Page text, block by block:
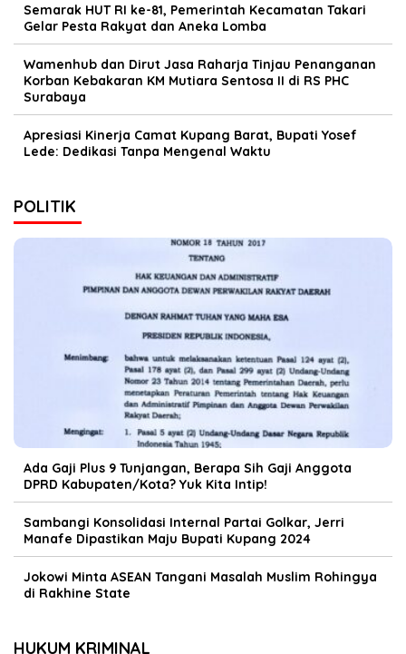
Semarak HUT RI ke-81, Pemerintah Kecamatan Takari
Gelar Pesta Rakyat dan Aneka Lomba
Wamenhub dan Dirut Jasa Raharja Tinjau Penanganan
Korban Kebakaran KM Mutiara Sentosa II di RS PHC
Surabaya
Apresiasi Kinerja Camat Kupang Barat, Bupati Yosef
Lede: Dedikasi Tanpa Mengenal Waktu
POLITIK
Ada Gaji Plus 9 Tunjangan, Berapa Sih Gaji Anggota
DPRD Kabupaten/Kota? Yuk Kita Intip!
Sambangi Konsolidasi Internal Partai Golkar, Jerri
Manafe Dipastikan Maju Bupati Kupang 2024
Jokowi Minta ASEAN Tangani Masalah Muslim Rohingya
di Rakhine State
HUKUM KRIMINAL